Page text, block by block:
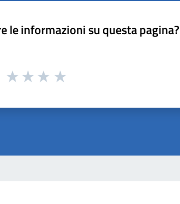
le informazioni su questa pagina?